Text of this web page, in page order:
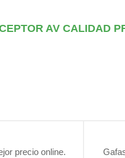
AV CALIDAD
precio online.